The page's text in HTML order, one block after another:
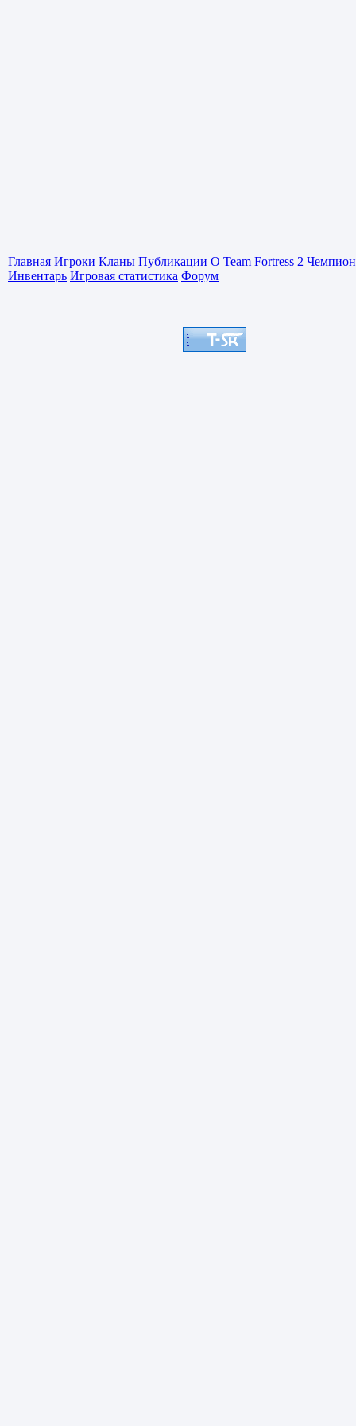
Главная Игроки Кланы Публикации О Team Fortress 2
Инвентарь Игровая статистика Форум